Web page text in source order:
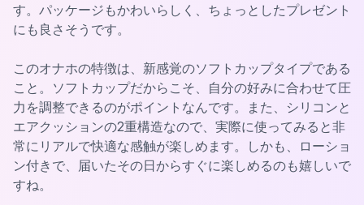
す。パッケージもかわいらしく、ちょっとしたプレゼント
にも良さそうです。
このオナホの特徴は、新感覚のソフトカップタイプである
こと。ソフトカップだからこそ、自分の好みに合わせて圧
力を調整できるのがポイントなんです。また、シリコンと
エアクッションの2重構造なので、実際に使ってみると非
常にリアルで快適な感触が楽しめます。しかも、ローショ
ン付きで、届いたその日からすぐに楽しめるのも嬉しいで
すね。